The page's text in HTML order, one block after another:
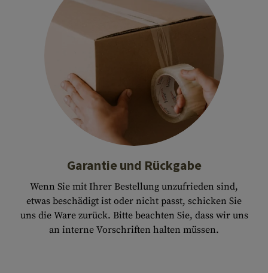
Garantie und Rückgabe
Wenn Sie mit Ihrer Bestellung unzufrieden sind,
etwas beschädigt ist oder nicht passt, schicken Sie
uns die Ware zurück. Bitte beachten Sie, dass wir uns
an interne Vorschriften halten müssen.